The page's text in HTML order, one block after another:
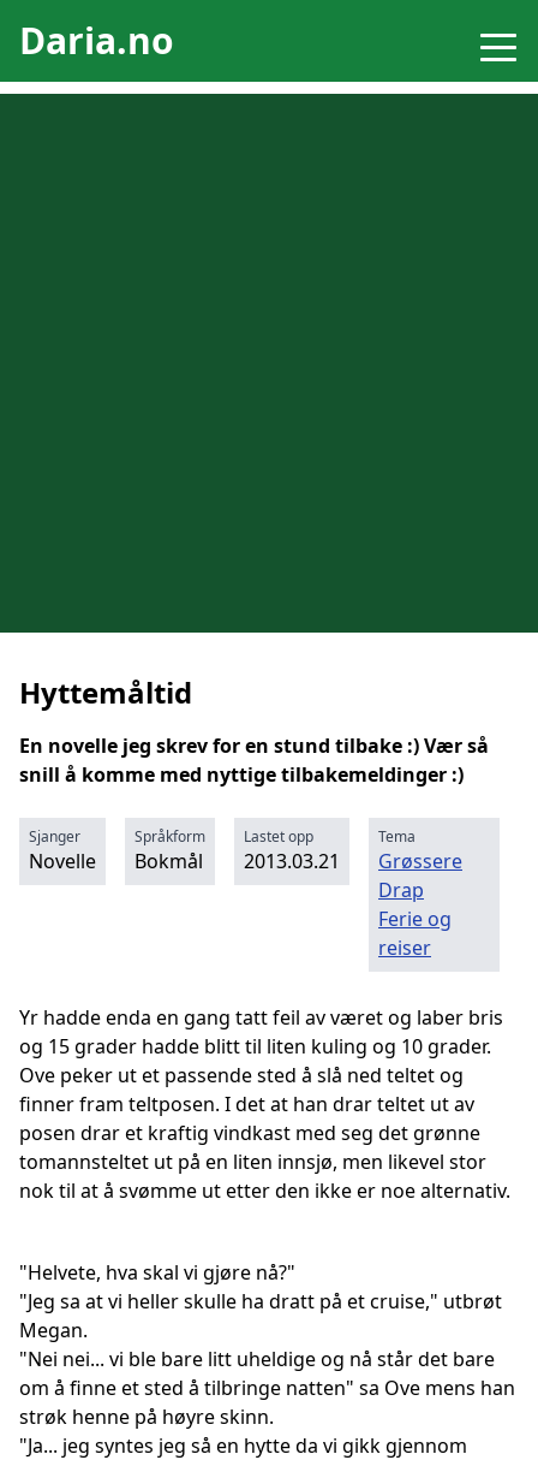
Daria.no
Hyttemåltid
En novelle jeg skrev for en stund tilbake :) Vær så
snill å komme med nyttige tilbakemeldinger :)
Sjanger
Novelle
Språkform
Bokmål
Lastet opp
2013.03.21
Tema
Grøssere
Drap
Ferie og
reiser
Yr hadde enda en gang tatt feil av været og laber bris
og 15 grader hadde blitt til liten kuling og 10 grader.
Ove peker ut et passende sted å slå ned teltet og
finner fram teltposen. I det at han drar teltet ut av
posen drar et kraftig vindkast med seg det grønne
tomannsteltet ut på en liten innsjø, men likevel stor
nok til at å svømme ut etter den ikke er noe alternativ.
"Helvete, hva skal vi gjøre nå?"
"Jeg sa at vi heller skulle ha dratt på et cruise," utbrøt
Megan.
"Nei nei... vi ble bare litt uheldige og nå står det bare
om å finne et sted å tilbringe natten" sa Ove mens han
strøk henne på høyre skinn.
"Ja... jeg syntes jeg så en hytte da vi gikk gjennom